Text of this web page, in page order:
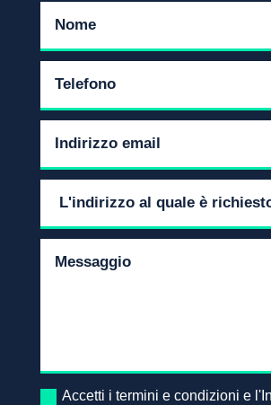
Accetti i termini e condizioni e